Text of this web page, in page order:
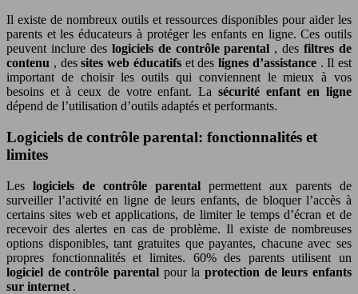
Il existe de nombreux outils et ressources disponibles pour aider les
parents et les éducateurs à protéger les enfants en ligne. Ces outils
peuvent inclure des logiciels de contrôle parental , desfiltres de
contenu , dessites web éducatifs et des lignes d’assistance . Il est
important de choisir les outils qui conviennent le mieux à vos
besoins et à ceux de votre enfant. Lasécurité enfant en ligne
dépend de l’utilisation d’outils adaptés et performants.
Logiciels de contrôle parental: fonctionnalités et
limites
Les logiciels de contrôle parental permettent aux parents de
surveiller l’activité en ligne de leurs enfants, de bloquer l’accès à
certains sites web et applications, de limiter le temps d’écran et de
recevoir des alertes en cas de problème. Il existe de nombreuses
options disponibles, tant gratuites que payantes, chacune avec ses
propres fonctionnalités et limites. 60% des parents utilisent un
logiciel de contrôle parental pour laprotection de leurs enfants
sur internet .